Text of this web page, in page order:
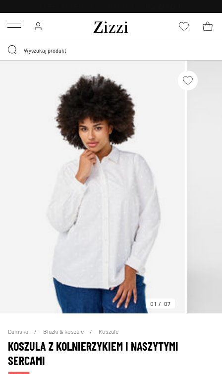
Menu
01 07
Damska Bluzki & koszule Koszule
KOSZULA Z KOLNIERZYKIEM I NASZYTYMI
SERCAMI